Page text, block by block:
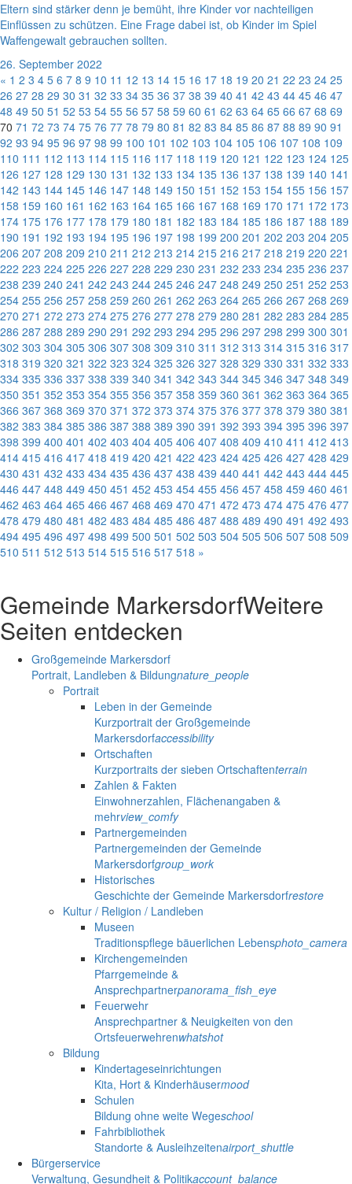
Eltern sind stärker denn je bemüht, ihre Kinder vor nachteiligen
Einflüssen zu schützen. Eine Frage dabei ist, ob Kinder im Spiel
Waffengewalt gebrauchen sollten.
26. September 2022
« 1 2 3 4 5 6 7 8 9 10 11 12 13 14 15 16 17 18 19 20 21 22 23 24 25
26 27 28 29 30 31 32 33 34 35 36 37 38 39 40 41 42 43 44 45 46 47
48 49 50 51 52 53 54 55 56 57 58 59 60 61 62 63 64 65 66 67 68 69
70 71 72 73 74 75 76 77 78 79 80 81 82 83 84 85 86 87 88 89 90 91
92 93 94 95 96 97 98 99 100 101 102 103 104 105 106 107 108 109
110 111 112 113 114 115 116 117 118 119 120 121 122 123 124 125
126 127 128 129 130 131 132 133 134 135 136 137 138 139 140 141
142 143 144 145 146 147 148 149 150 151 152 153 154 155 156 157
158 159 160 161 162 163 164 165 166 167 168 169 170 171 172 173
174 175 176 177 178 179 180 181 182 183 184 185 186 187 188 189
190 191 192 193 194 195 196 197 198 199 200 201 202 203 204 205
206 207 208 209 210 211 212 213 214 215 216 217 218 219 220 221
222 223 224 225 226 227 228 229 230 231 232 233 234 235 236 237
238 239 240 241 242 243 244 245 246 247 248 249 250 251 252 253
254 255 256 257 258 259 260 261 262 263 264 265 266 267 268 269
270 271 272 273 274 275 276 277 278 279 280 281 282 283 284 285
286 287 288 289 290 291 292 293 294 295 296 297 298 299 300 301
302 303 304 305 306 307 308 309 310 311 312 313 314 315 316 317
318 319 320 321 322 323 324 325 326 327 328 329 330 331 332 333
334 335 336 337 338 339 340 341 342 343 344 345 346 347 348 349
350 351 352 353 354 355 356 357 358 359 360 361 362 363 364 365
366 367 368 369 370 371 372 373 374 375 376 377 378 379 380 381
382 383 384 385 386 387 388 389 390 391 392 393 394 395 396 397
398 399 400 401 402 403 404 405 406 407 408 409 410 411 412 413
414 415 416 417 418 419 420 421 422 423 424 425 426 427 428 429
430 431 432 433 434 435 436 437 438 439 440 441 442 443 444 445
446 447 448 449 450 451 452 453 454 455 456 457 458 459 460 461
462 463 464 465 466 467 468 469 470 471 472 473 474 475 476 477
478 479 480 481 482 483 484 485 486 487 488 489 490 491 492 493
494 495 496 497 498 499 500 501 502 503 504 505 506 507 508 509
510 511 512 513 514 515 516 517 518 »
Gemeinde MarkersdorfWeitere
Seiten entdecken
Großgemeinde Markersdorf
Portrait, Landleben & Bildungnature_people
Portrait
Leben in der Gemeinde
Kurzportrait der Großgemeinde
Markersdorfaccessibility
Ortschaften
Kurzportraits der sieben Ortschaftenterrain
Zahlen & Fakten
Einwohnerzahlen, Flächenangaben &
mehrview_comfy
Partnergemeinden
Partnergemeinden der Gemeinde
Markersdorfgroup_work
Historisches
Geschichte der Gemeinde Markersdorfrestore
Kultur / Religion / Landleben
Museen
Traditionspflege bäuerlichen Lebensphoto_camera
Kirchengemeinden
Pfarrgemeinde &
Ansprechpartnerpanorama_fish_eye
Feuerwehr
Ansprechpartner & Neuigkeiten von den
Ortsfeuerwehrenwhatshot
Bildung
Kindertageseinrichtungen
Kita, Hort & Kinderhäusermood
Schulen
Bildung ohne weite Wegeschool
Fahrbibliothek
Standorte & Ausleihzeitenairport_shuttle
Bürgerservice
Verwaltung, Gesundheit & Politikaccount_balance